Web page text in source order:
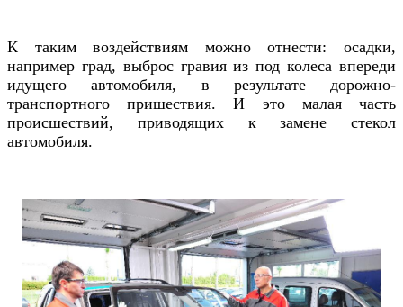
К таким воздействиям можно отнести: осадки,
например град, выброс гравия из под колеса впереди
идущего автомобиля, в результате дорожно-
транспортного пришествия. И это малая часть
происшествий, приводящих к замене стекол
автомобиля.